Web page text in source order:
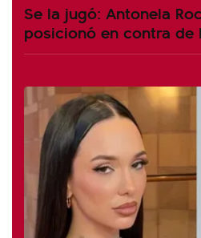
Se la jugó: Antonela
posicionó en contra de